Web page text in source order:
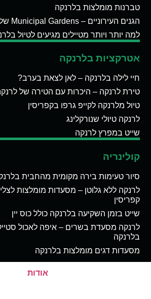
טברנות מומלצות בלרנקה
הגנים העירוניים – Municipal Gardens של לרנקה
למה יותר ויותר מטיילים מגיעים לטיול
אטרקציות בלרנקה
חיי לילה בלרנקה – לאן לצאת בערב?
טירת לרנקה – היכרות עם הטירה של
טיול מלרנקה לקייפ גרפו בקפריסין
לרנקה טיולי שנורקלינג
שייט במפרץ לרנקה
קולינריה
סיור טעימות בירה מקומית מהחבית
לרנקה ללא גלוטן – מסעדות מומלצות
קפריסין
שייט בזמן השקיעה בלרנקה כולל כוס יין
לרנקה מסעדת בשרים – איפה לאכול
בלרנקה
מסעדות דגים מומלצות בלרנקה
אודות